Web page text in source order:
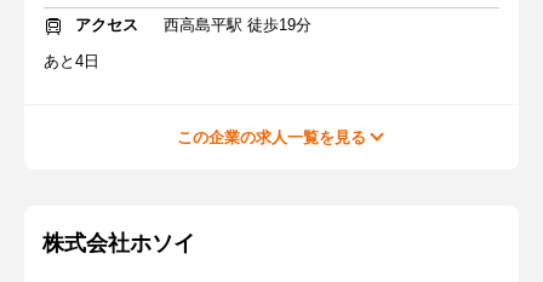
アクセス
西高島平駅 徒歩19分
あと4日
この企業の求人一覧を見る
株式会社ホソイ